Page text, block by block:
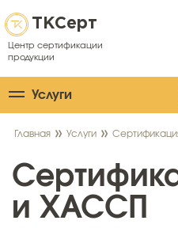
ТКСерт
Центр сертификации
продукции
Услуги
Главная Услуги
и ХАССП